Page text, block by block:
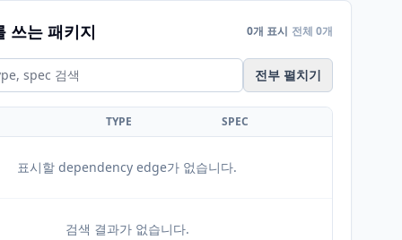
쓰는 패키지 0개 표시 전체 0개
전부 펼치기
TYPE SPEC
표시할 dependency edge가 없습니다.
검색 결과가 없습니다.